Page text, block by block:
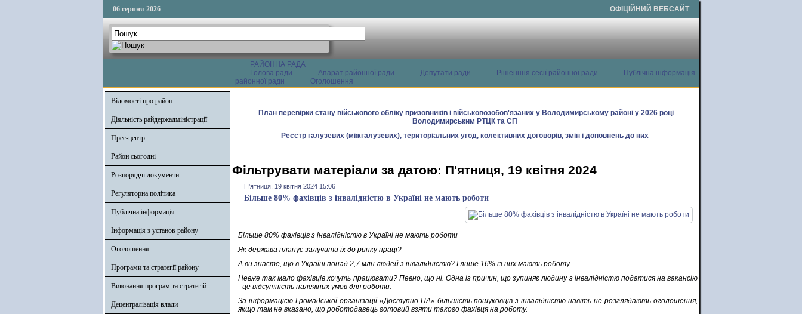
06 серпня 2026 ОФІЦІЙНИЙ ВЕБСАЙТ
РАЙОННА РАДА
Голова ради
Апарат районної ради Депутати ради Рішенння сесії районної ради
Публічна інформація
районної ради
Оголошення
Відомості про район
Діяльність райдержадміністрації
Прес-центр
Район сьогодні
Розпорядчі документи
Регуляторна політика
Публічна інформація
Інформація з установ району
Оголошення
Програми та стратегії району
Виконання програм та стратегій
Децентралізація влади
План перевірки стану військового обліку призовників і військовозобов'язаних у Володимирському районі у 2026 році
Володимирським РТЦК та СП
Реєстр галузевих (міжгалузевих), територіальних угод, колективних договорів, змін і доповнень до них
Фільтрувати матеріали за датою: П'ятниця, 19 квітня 2024
П'ятниця, 19 квітня 2024 15:06
Більше 80% фахівців з інвалідністю в Україні не мають роботи
Більше 80% фахівців з інвалідністю в Україні не мають роботи
Як держава планує залучити їх до ринку праці?
А ви знаєте, що в Україні понад 2,7 млн людей з інвалідністю? І лише 16% із них мають роботу.
Невже так мало фахівців хочуть працювати? Певно, що ні. Одна із причин, що зупиняє людину з інвалідністю податися на вакансію
- це відсутність належних умов для роботи.
За інформацією Громадської організації «Доступно UA» більшість пошуковців з інвалідністю навіть не розглядають оголошення,
якщо там не вказано, що роботодавець готовий взяти такого фахівця на роботу.